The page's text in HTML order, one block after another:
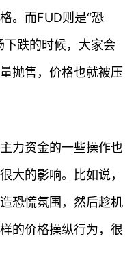
。而FUD则是“恐
下跌的时候，大家会
抛售，价格也就被压
力资金的一些操作也
大的影响。比如说，
恐慌氛围，然后趁机
的价格操纵行为，很